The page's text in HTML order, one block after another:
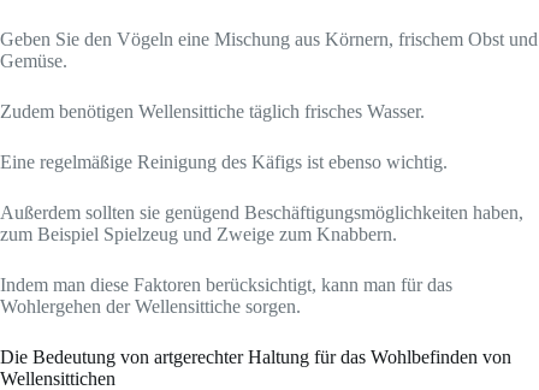
Geben Sie den Vögeln eine Mischung aus Körnern, frischem Obst und
Gemüse.
Zudem benötigen Wellensittiche täglich frisches Wasser.
Eine regelmäßige Reinigung des Käfigs ist ebenso wichtig.
Außerdem sollten sie genügend Beschäftigungsmöglichkeiten haben,
zum Beispiel Spielzeug und Zweige zum Knabbern.
Indem man diese Faktoren berücksichtigt, kann man für das
Wohlergehen der Wellensittiche sorgen.
Die Bedeutung von artgerechter Haltung für das Wohlbefinden von
Wellensittichen